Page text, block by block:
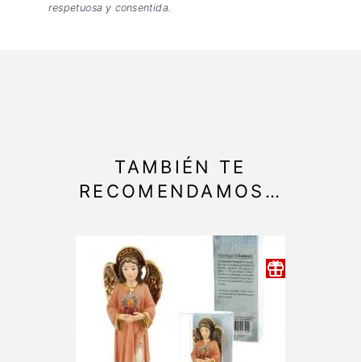
respetuosa y consentida.
TAMBIÉN TE
RECOMENDAMOS…